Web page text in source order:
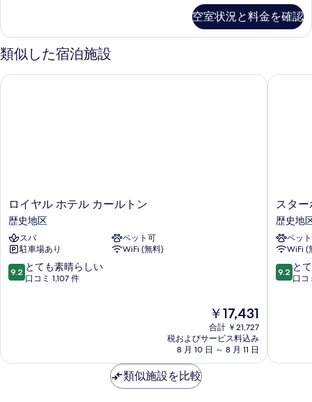
示
す
る
ー
ム
キ
ン
の
す
べ
て
の
表
ク
ダ
ブ
ル
の
詳
空室状況と料金を確認
類似した宿泊施設
ロ
イ
ヤ
ル
ホ
テ
ル
史
ロイヤル ホテル カールトン
歴史地区
スパ
ペット可
駐車場あり
WiFi (無料)
10
段
素
9.2 とても素晴らしい
口コミ 1,107 件
現
在
の
料
金
￥17,431
合計 ￥21,727
税およびサービス料込み
8 月 10 日 ～ 8 月 11 日
ロイヤル ホテル カールトン
ス
タ
ー
ホ
テ
ル
エ
ル
スタ
歴史地
ペッ
WiFi (
10
段
素
9.2 と
口コ
スター
類似施設を比較